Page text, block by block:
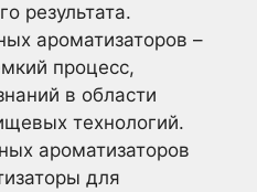
результата.
ароматизаторов –
процесс,
в области
технологий.
ароматизаторов
для